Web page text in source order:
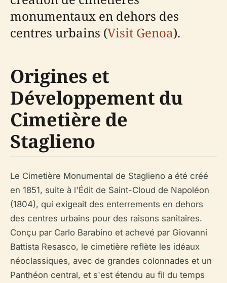
monumentaux en dehors des
centres urbains (Visit Genoa).
Origines et
Développement du
Cimetière de
Staglieno
Le Cimetière Monumental de Staglieno a été créé
en 1851, suite à l'Édit de Saint-Cloud de Napoléon
(1804), qui exigeait des enterrements en dehors
des centres urbains pour des raisons sanitaires.
Conçu par Carlo Barabino et achevé par Giovanni
Battista Resasco, le cimetière reflète les idéaux
néoclassiques, avec de grandes colonnades et un
Panthéon central, et s'est étendu au fil du temps